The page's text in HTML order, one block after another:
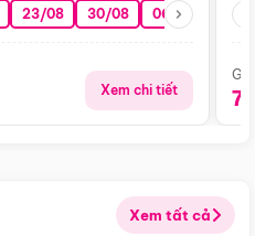
23/08 30/08 06/09 13/09
Xem chi tiết
Xem tất cả
Điểm nổi bật